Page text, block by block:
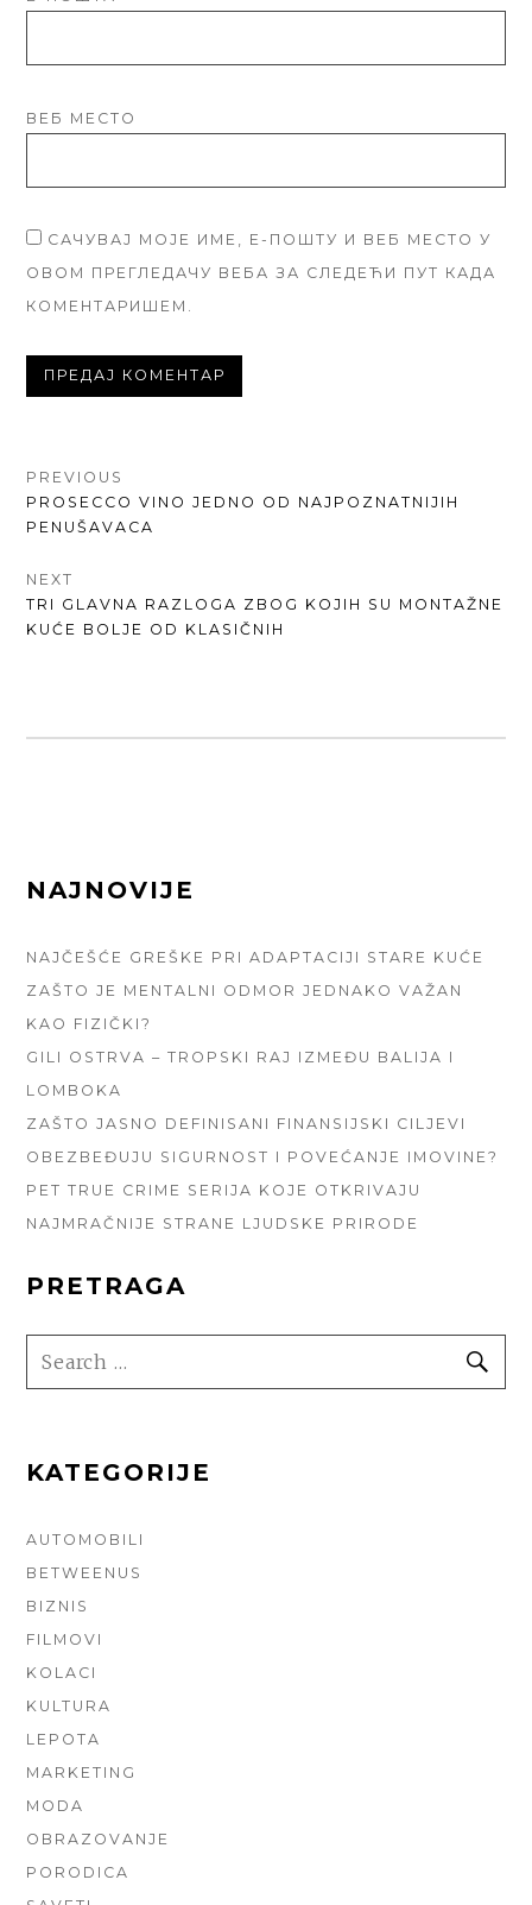
ВЕБ МЕСТО
САЧУВАЈ МОЈЕ ИМЕ, Е-ПОШТУ И ВЕБ МЕСТО У
ОВОМ ПРЕГЛЕДАЧУ ВЕБА ЗА СЛЕДЕЋИ ПУТ КАДА
КОМЕНТАРИШЕМ.
КРЕТАЊЕ
ЧЛАНКА
PREVIOUS
PREVIOUS
POST:
PROSECCO VINO JEDNO OD NAJPOZNATNIJIH
PENUŠAVACA
NEXT
NEXT
POST:
TRI GLAVNA RAZLOGA ZBOG KOJIH SU MONTAŽNE
KUĆE BOLJE OD KLASIČNIH
FOOTER
NAJNOVIJE
NAJČEŠĆE GREŠKE PRI ADAPTACIJI STARE KUĆE
ZAŠTO JE MENTALNI ODMOR JEDNAKO VAŽAN
KAO FIZIČKI?
GILI OSTRVA – TROPSKI RAJ IZMEĐU BALIJA I
LOMBOKA
ZAŠTO JASNO DEFINISANI FINANSIJSKI CILJEVI
OBEZBEĐUJU SIGURNOST I POVEĆANJE IMOVINE?
PET TRUE CRIME SERIJA KOJE OTKRIVAJU
NAJMRAČNIJE STRANE LJUDSKE PRIRODE
PRETRAGA
SEARCH
FOR:
KATEGORIJE
AUTOMOBILI
BETWEENUS
BIZNIS
FILMOVI
KOLACI
KULTURA
LEPOTA
MARKETING
MODA
OBRAZOVANJE
PORODICA